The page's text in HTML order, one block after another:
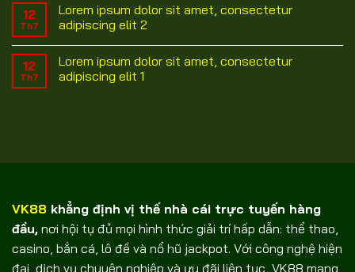
12
Th7
Lorem ipsum dolor sit amet, consectetur
adipiscing elit 2
12
Th7
Lorem ipsum dolor sit amet, consectetur
adipiscing elit 1
VK88 khẳng định vị thế nhà cái trực tuyến hàng
đầu, nơi hội tụ đủ mọi hình thức giải trí hấp dẫn: thể thao,
casino, bắn cá, lô đề và nổ hũ jackpot. Với công nghệ hiện
đại, dịch vụ chuyên nghiệp và ưu đãi liên tục, VK88 mang